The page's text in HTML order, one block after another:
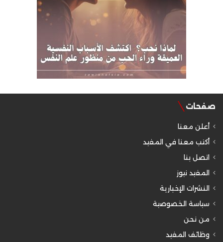
صفحات
أعلن معنا
أكتب معنا في المفيد
اتصل بنا
المفيد نيوز
النشرات الإخبارية
سياسة الخصوصية
من نحن
وظائف المفيد